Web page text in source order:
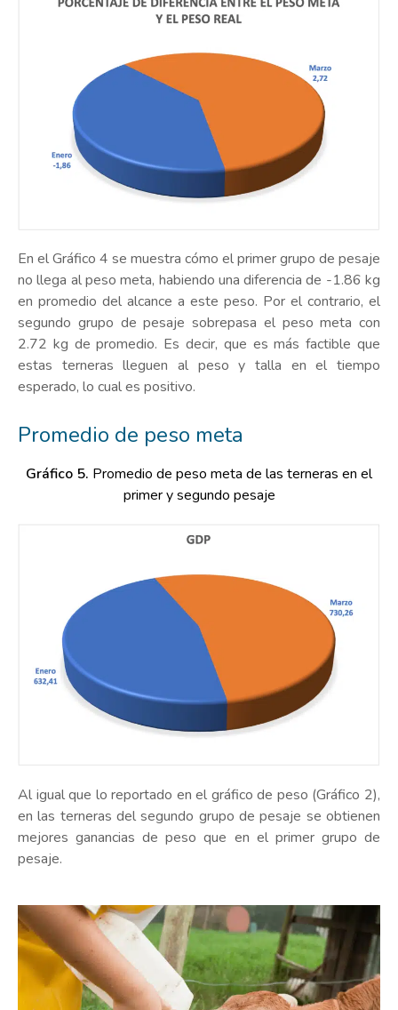
En el Gráfico 4 se muestra cómo el primer grupo de pesaje
no llega al peso meta, habiendo una diferencia de -1.86 kg
en promedio del alcance a este peso. Por el contrario, el
segundo grupo de pesaje sobrepasa el peso meta con
2.72 kg de promedio. Es decir, que es más factible que
estas terneras lleguen al peso y talla en el tiempo
esperado, lo cual es positivo.
Promedio de peso meta
Gráfico 5. Promedio de peso meta de las terneras en el
primer y segundo pesaje
Al igual que lo reportado en el gráfico de peso (Gráfico 2),
en las terneras del segundo grupo de pesaje se obtienen
mejores ganancias de peso que en el primer grupo de
pesaje.